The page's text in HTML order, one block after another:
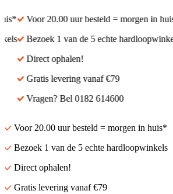
Voor 20.00 uur besteld = morgen in huis*
Bezoek 1 van de 5 echte hardloopwinkels
Direct ophalen!
Gratis levering vanaf €79
Vragen? Bel 0182 614600
Voor 20.00 uur besteld = morgen in huis*
Bezoek 1 van de 5 echte hardloopwinkels
Direct ophalen!
Gratis levering vanaf €79